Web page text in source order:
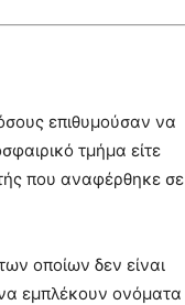
επιθυμούσαν να
τμήμα είτε
που αναφέρθηκε σε
οποίων δεν είναι
εμπλέκουν ονόματα